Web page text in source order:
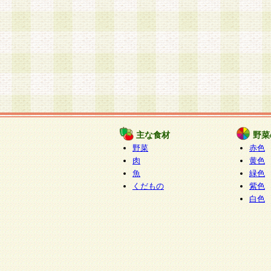
主な食材
野菜
肉
魚
くだもの
野
赤色
黄色
緑色
紫色
白色